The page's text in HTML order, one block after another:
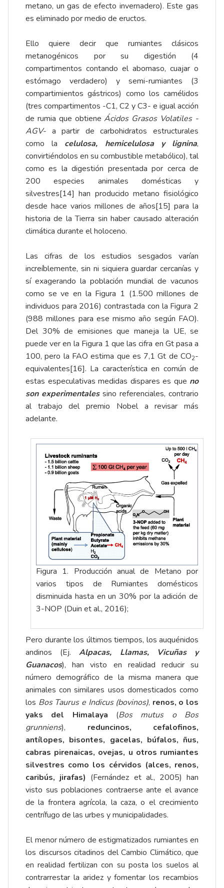
metano, un gas de efecto invernadero). Este gas
es eliminado por medio de eructos.
Ello quiere decir que rumiantes clásicos
metanogénicos por su digestión (4
compartimentos contando el abomaso, cuajar o
estómago verdadero) y semi-rumiantes (3
compartimientos gástricos) como los camélidos
(tres compartimentos -C1, C2 y C3- e igual acción
de rumia que obtieneÁcidos Grasos Volatiles -
AGV- a partir de carbohidratos estructurales
como la celulosa, hemicelulosa y lignina,
convirtiéndolos en su combustible metabólico), tal
como es la digestión presentada por cerca de
200 especies animales domésticas y
silvestres[14] han producido metano fisiológico
desde hace varios millones de años[15] para la
historia de la Tierra sin haber causado alteración
climática durante el holoceno.
Las cifras de los estudios sesgados varían
increíblemente, sin ni siquiera guardar cercanías y
sí exagerando la población mundial de vacunos
como se ve en la Figura 1 (1.500 millones de
individuos para 2016) contrastada con la Figura 2
(988 millones para ese mismo año según FAO).
Del 30% de emisiones que maneja la UE, se
puede ver en la Figura 1 que las cifra en Gt pasa a
100, pero la FAO estima que es 7,1 Gt de CO2-
equivalentes[16]. La característica en común de
estas especulativas medidas dispares es que no
son experimentalessino referenciales, contrario
al trabajo del premio Nobel a revisar más
adelante.
Figura 1. Producción anual de Metano por
varios tipos de Rumiantes domésticos
disminuida hasta en un 30% por la adición de
3-NOP (Duin et al., 2016);
Pero durante los últimos tiempos, los auquénidos
andinos (Ej.Alpacas, Llamas, Vicuñas y
Guanacos), han visto en realidad reducir su
número demográfico de la misma manera que
animales con similares usos domesticados como
los Bos Taurus e Indicus (bovinos), renos, o los
yaks del Himalaya (Bos mutus o Bos
grunniens), reduncinos, cefalofinos,
antílopes, bisontes, gacelas, búfalos, ñus,
cabras pirenaicas, ovejas, u otros rumiantes
silvestres como los cérvidos (alces, renos,
caribús, jirafas) (Fernández et al., 2005) han
visto sus poblaciones contraerse ante el avance
de la frontera agrícola, la caza, o el crecimiento
centrífugo de las urbes y municipalidades.
El menor número de estigmatizados rumiantes en
los discursos citadinos del Cambio Climático, que
en realidad fertilizan con su posta los suelos al
contrarrestar la aridez y fomentar los recambios